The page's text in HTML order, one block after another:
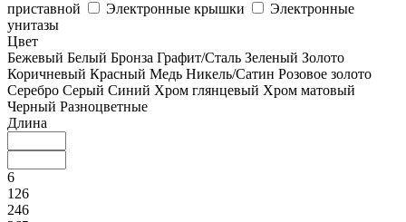
приставной
Электронные крышки
Электронные
унитазы
Цвет
Бежевый Белый Бронза Графит/Сталь Зеленый Золото
Коричневый Красный Медь Никель/Сатин Розовое золото
Серебро Серый Синий Хром глянцевый Хром матовый
Черный Разноцветные
Длина
6
126
246